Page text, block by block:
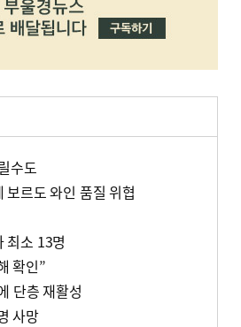
수도
르도 와인 품질 위협
최소 13명
확인”
단층 재활성
사망